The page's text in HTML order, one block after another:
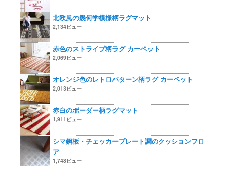
北欧風の幾何学模様柄ラグマット
2,134ビュー
赤色のストライプ柄ラグ カーペット
2,069ビュー
オレンジ色のレトロパターン柄ラグ カーペット
2,013ビュー
赤白のボーダー柄ラグマット
1,911ビュー
シマ鋼板・チェッカープレート調のクッションフロ
ア
1,748ビュー